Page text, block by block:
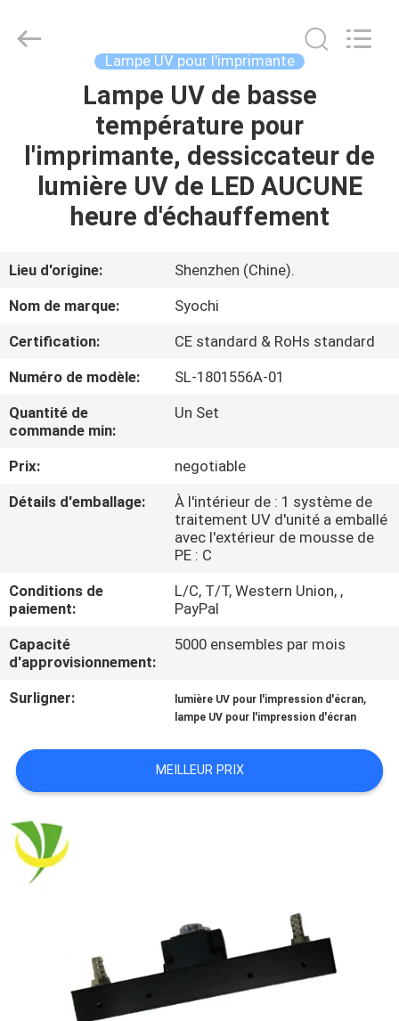
MAISON
PRODUITS
DE
NOUS
VISITE
D'USINE
CONTRÔLE
DE
QUALITÉ
NOUS
NOUVELLES
DEMANDEZ
CITATION
PLAN
DU
SITE
Syochi
Electronics
Lampe UV pour l'imprimante
Lampe UV de basse
température pour
l'imprimante, dessiccateur de
lumière UV de LED AUCUNE
heure d'échauffement
Lieu d'origine:
Shenzhen (Chine).
Nom de marque:
Syochi
Certification:
CE standard & RoHs standard
Numéro de modèle:
SL-1801556A-01
Quantité de
commande min:
Un Set
Prix:
negotiable
Détails d'emballage:
À l'intérieur de : 1 système de
traitement UV d'unité a emballé
avec l'extérieur de mousse de
PE : C
Conditions de
paiement:
L/C, T/T, Western Union, ,
PayPal
Capacité
d'approvisionnement:
5000 ensembles par mois
Surligner: lumière UV pour l'impression d'écran,
lampe UV pour l'impression d'écran
MEILLEUR PRIX